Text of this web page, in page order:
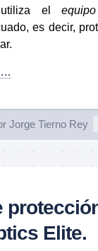
utiliza el
es decir,
Jorge Tierno Rey
Elite.